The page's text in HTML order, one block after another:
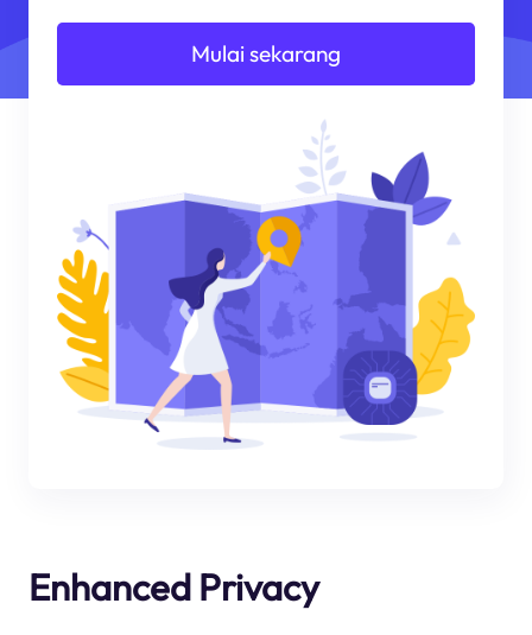
Mulai sekarang
Enhanced Privacy